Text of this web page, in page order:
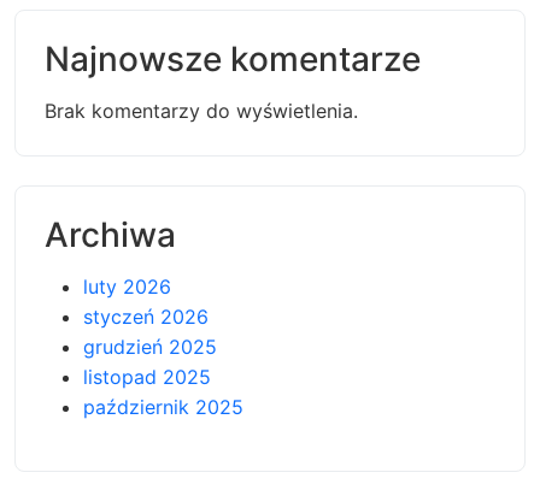
Najnowsze komentarze
Brak komentarzy do wyświetlenia.
Archiwa
luty 2026
styczeń 2026
grudzień 2025
listopad 2025
październik 2025